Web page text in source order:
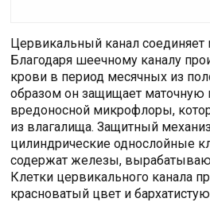
Цервикальный канал соединяет
Благодаря шеечному каналу
крови в период месячных из
образом он защищает маточную
вредоносной микрофлоры,
из влагалища. Защитный
цилиндрические однослойные
содержат железы,
Клетки цервикального канала
красноватый цвет и бархатистую